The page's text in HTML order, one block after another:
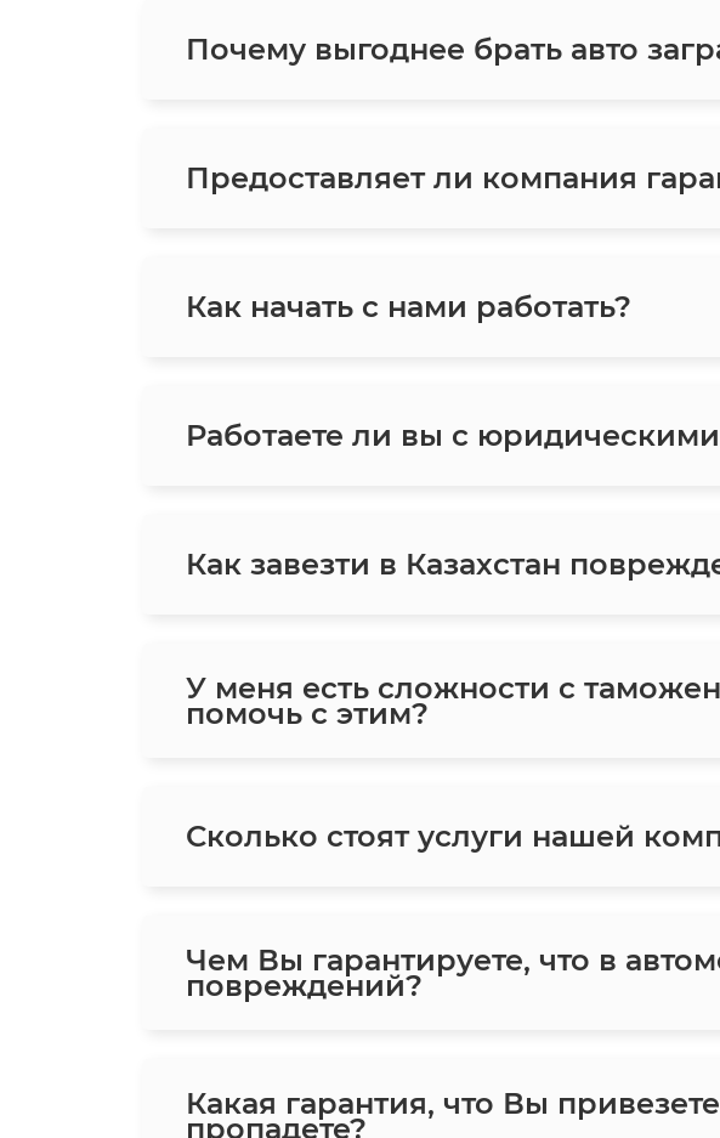
Почему выгоднее брать авто
Предоставляет ли компания
Как начать с нами работать?
Работаете ли вы с
Как завезти в Казахстан
У меня есть сложности с
помочь с этим?
Сколько стоят услуги нашей
Чем Вы гарантируете, что в
повреждений?
Какая гарантия, что Вы
пропадете?